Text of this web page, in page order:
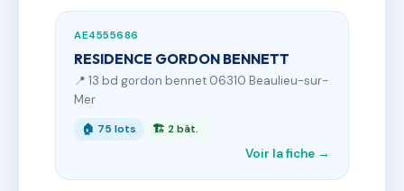
AE4555686
RESIDENCE GORDON BENNETT
📍 13 bd gordon bennet 06310 Beaulieu-sur-
Mer
🏠 75 lots 🏗 2 bât.
Voir la fiche →